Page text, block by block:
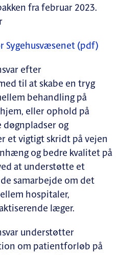
fra februar 2023.
Sygehusvæsenet (pdf)
efter
til at skabe en tryg
behandling på
eller ophold på
og
et vigtigt skridt på vejen
og bedre kvalitet på
at understøtte et
samarbejde om det
hospitaler,
læger.
understøtter
om patientforløb på